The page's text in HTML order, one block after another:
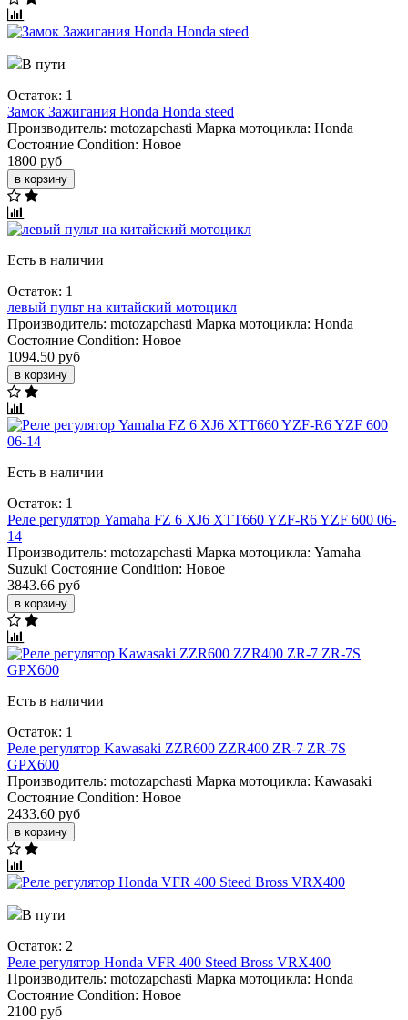
В пути
Остаток: 1
Замок Зажигания Honda Honda steed
Производитель: motozapchasti Марка мотоцикла: Honda
Состояние Condition: Новое
1800 руб
в корзину
Есть в наличии
Остаток: 1
левый пульт на китайский мотоцикл
Производитель: motozapchasti Марка мотоцикла: Honda
Состояние Condition: Новое
1094.50 руб
в корзину
Есть в наличии
Остаток: 1
Реле регулятор Yamaha FZ 6 XJ6 XTT660 YZF-R6 YZF 600 06-
14
Производитель: motozapchasti Марка мотоцикла: Yamaha
Suzuki Состояние Condition: Новое
3843.66 руб
в корзину
Есть в наличии
Остаток: 1
Реле регулятор Kawasaki ZZR600 ZZR400 ZR-7 ZR-7S
GPX600
Производитель: motozapchasti Марка мотоцикла: Kawasaki
Состояние Condition: Новое
2433.60 руб
в корзину
В пути
Остаток: 2
Реле регулятор Honda VFR 400 Steed Bross VRX400
Производитель: motozapchasti Марка мотоцикла: Honda
Состояние Condition: Новое
2100 руб